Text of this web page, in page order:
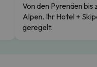
Von den Pyrenäen bis
Alpen. Ihr Hotel +
geregelt.